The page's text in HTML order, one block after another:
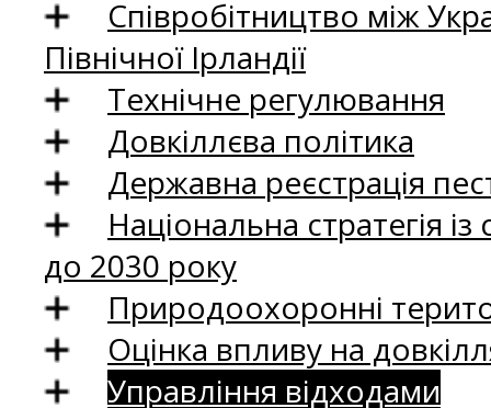
Співробітництво між
Північної Ірландії
Технічне регулювання
Довкіллєва політика
Державна реєстрація
Національна стратегія
до 2030 року
Природоохоронні
Оцінка впливу на
Управління відходами